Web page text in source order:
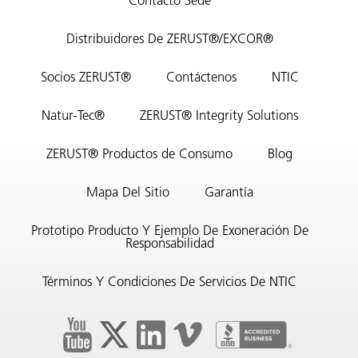
Distribuidores De ZERUST®/EXCOR®
Socios ZERUST® Contáctenos NTIC
Natur-Tec® ZERUST® Integrity Solutions
ZERUST® Productos de Consumo Blog
Mapa Del Sitio Garantía
Prototipo Producto Y Ejemplo De Exoneración De
Responsabilidad
Términos Y Condiciones De Servicios De NTIC